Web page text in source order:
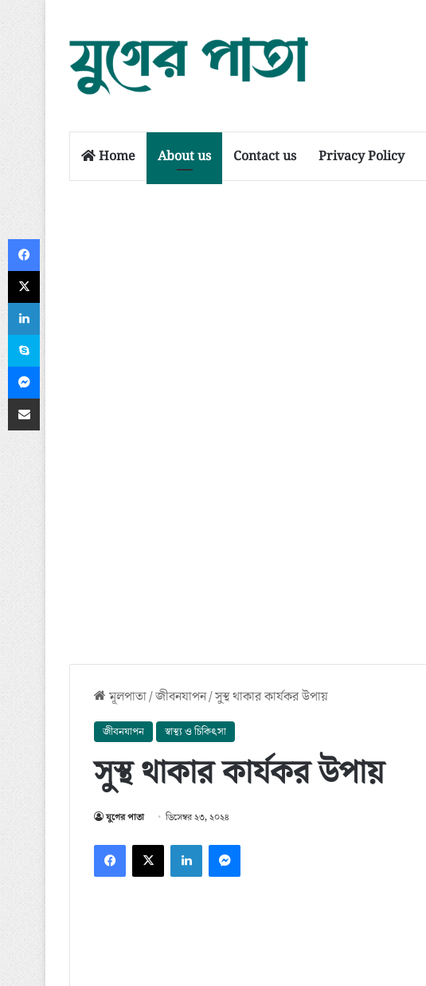
Home About us Contact us Privacy Policy
মূলপাতা/জীবনযাপন/সুস্থ থাকার কার্যকর উপায়
জীবনযাপন স্বাস্থ্য ও চিকিৎসা
সুস্থ থাকার কার্যকর উপায়
যুগের পাতা ডিসেম্বর ২৩, ২০২৪
Facebook
X LinkedInMessenger
Facebook
X
LinkedIn
Skype
Messenger
ইমেলের মাধ্যমে শেয়ার করুন